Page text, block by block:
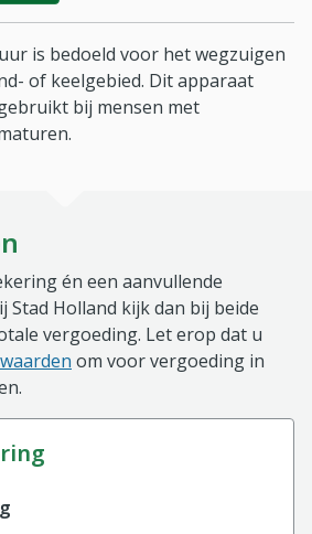
is bedoeld voor het wegzuigen
of keelgebied. Dit apparaat
bij mensen met
én een aanvullende
Holland kijk dan bij beide
vergoeding. Let erop dat u
om voor vergoeding in
vergoeding van de